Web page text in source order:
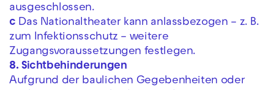
ausgeschlossen.
c Das Nationaltheater kann anlassbezogen – z. B.
zum Infektionsschutz – weitere
Zugangsvoraussetzungen festlegen.
8. Sichtbehinderungen
Aufgrund der baulichen Gegebenheiten oder